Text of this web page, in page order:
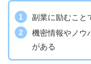
副業に励むこと
機密情報やノウ
がある